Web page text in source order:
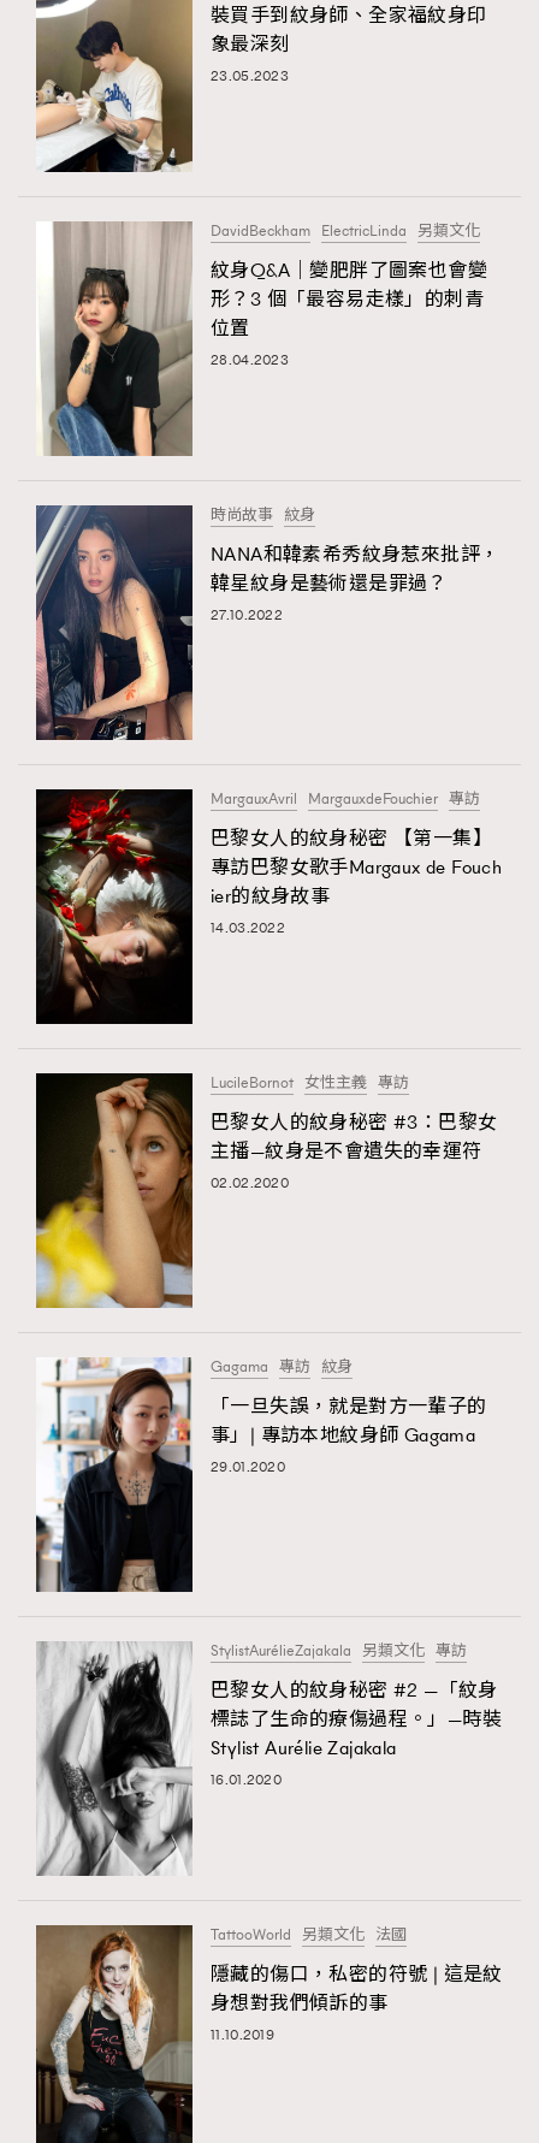
裝買手到紋身師、全家福紋身印
象最深刻
23.05.2023
DavidBeckham ElectricLinda 另類文化
紋身Q&A｜變肥胖了圖案也會變
形？3 個「最容易走樣」的刺青
位置
28.04.2023
時尚故事 紋身
NANA和韓素希秀紋身惹來批評，
韓星紋身是藝術還是罪過？
27.10.2022
MargauxAvril MargauxdeFouchier 專訪
巴黎女人的紋身秘密 【第一集】
專訪巴黎女歌手Margaux de Fouch
ier的紋身故事
14.03.2022
LucileBornot 女性主義 專訪
巴黎女人的紋身秘密 #3：巴黎女
主播—紋身是不會遺失的幸運符
02.02.2020
Gagama 專訪 紋身
「一旦失誤，就是對方一輩子的
事」| 專訪本地紋身師 Gagama
29.01.2020
StylistAurélieZajakala 另類文化 專訪
巴黎女人的紋身秘密 #2 —「紋身
標誌了生命的療傷過程。」—時裝
Stylist Aurélie Zajakala
16.01.2020
TattooWorld 另類文化 法國
隱藏的傷口，私密的符號 | 這是紋
身想對我們傾訴的事
11.10.2019